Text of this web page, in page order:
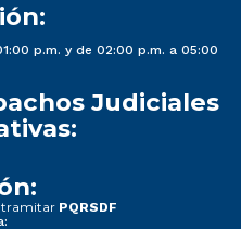
p.m. y de 02:00 p.m. a 05:00
Judiciales
tramitar PQRSDF